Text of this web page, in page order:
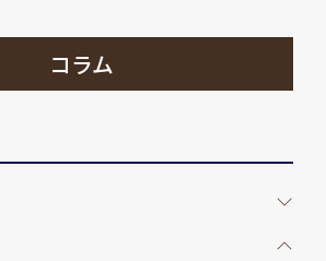
コラム